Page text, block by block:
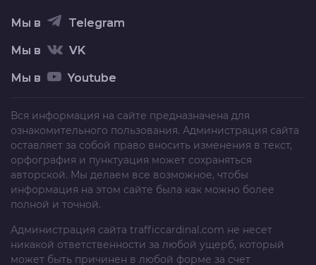
Мы в Telegram
Мы в VK
Мы в Youtube
Вся информация на сайте предназначена для
ознакомительного пользования. Администрация сайта
оставляет за собой право вносить изменения в текст,
орфография и пунктуация может сохраняться
авторской. Мы делаем все возможное, чтобы
информация на этом сайте была как можно более
полной и точной.
Администрация сайта trafficcardinal.com не несет
никакой ответственности за любой ущерб, который
может быть причинен в любой форме за счет